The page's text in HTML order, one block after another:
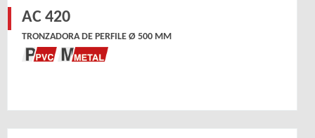
AC 420
TRONZADORA DE PERFILE Ø 500 MM